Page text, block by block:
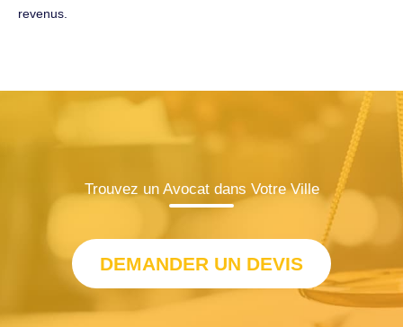
revenus.
Trouvez un Avocat dans Votre Ville
DEMANDER UN DEVIS